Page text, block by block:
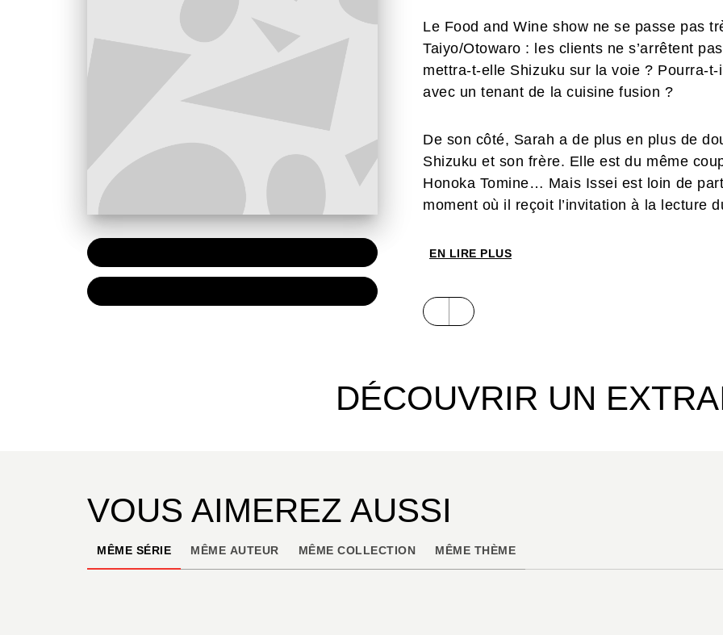
Le Food and Wine show ne se passe pas
Taiyo/Otowaro : les clients ne s’arrêtent
mettra-t-elle Shizuku sur la voie ? Pourra-
avec un tenant de la cuisine fusion ?
De son côté, Sarah a de plus en plus de
Shizuku et son frère. Elle est du même
Honoka Tomine… Mais Issei est loin de
moment où il reçoit l’invitation à la lecture
EN LIRE PLUS
DÉCOUVRIR UN
VOUS AIMEREZ AUSSI
MÊME SÉRIE MÊME AUTEUR MÊME COLLECTION MÊME THÈME